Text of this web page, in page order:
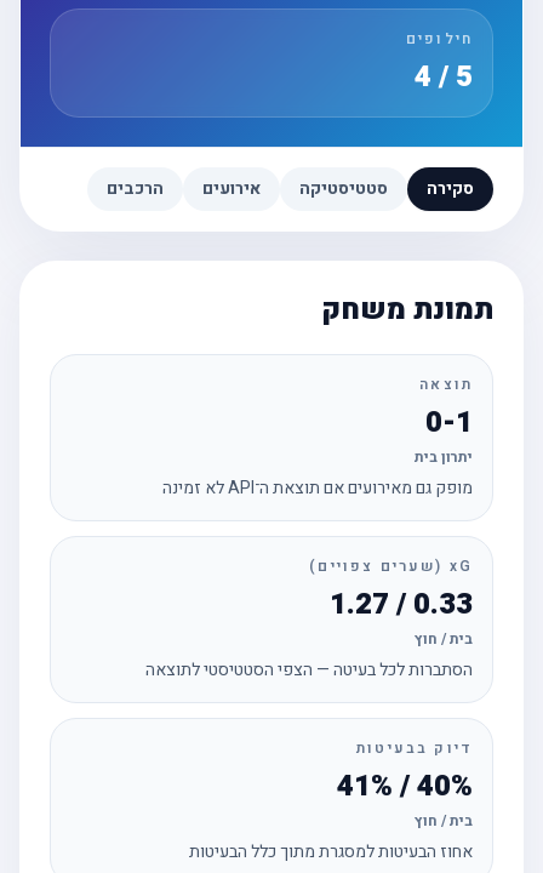
חילופים
סקירה סטטיסטיקה אירועים הרכבים
תמונת משחק
תוצאה
0-1
יתרון בית
מופק גם מאירועים אם תוצאת ה־API לא זמינה
xG (שערים צפויים)
0.33 / 1.27
בית / חוץ
הסתברות לכל בעיטה — הצפי הסטטיסטי לתוצאה
דיוק בבעיטות
40% / 41%
בית / חוץ
אחוז הבעיטות למסגרת מתוך כלל הבעיטות